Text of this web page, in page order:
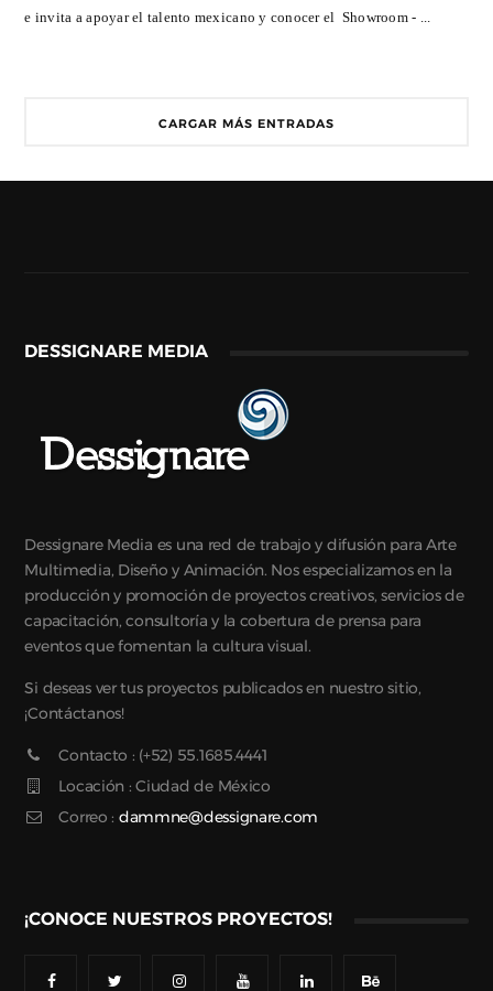
e invita a apoyar el talento mexicano y conocer el Showroom - ...
CARGAR MÁS ENTRADAS
DESSIGNARE MEDIA
Dessignare Media es una red de trabajo y difusión para Arte
Multimedia, Diseño y Animación. Nos especializamos en la
producción y promoción de proyectos creativos, servicios de
capacitación, consultoría y la cobertura de prensa para
eventos que fomentan la cultura visual.
Si deseas ver tus proyectos publicados en nuestro sitio,
¡Contáctanos!
Contacto : (+52) 55.1685.4441
Locación : Ciudad de México
Correo : dammne@dessignare.com
¡CONOCE NUESTROS PROYECTOS!